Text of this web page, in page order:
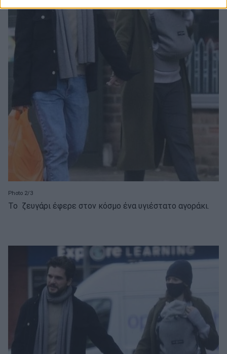
Photo 2/3
Το ζευγάρι έφερε στον κόσμο ένα υγιέστατο αγοράκι.